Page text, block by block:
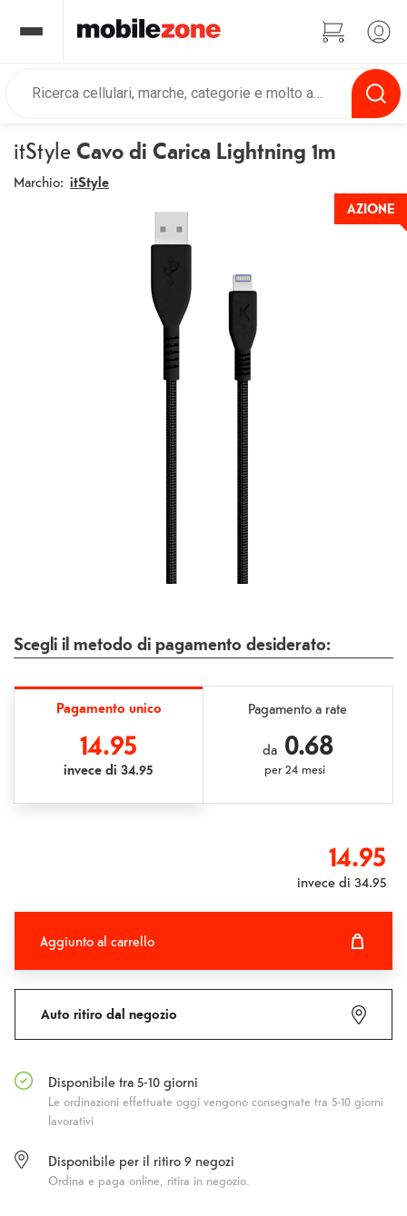
itStyleCavo di Carica Lightning 1m
Marchio: itStyle
AZIONE
Scegli il metodo di pagamento desiderato:
Pagamento unico
14.95
invece di 34.95
Pagamento a rate
da0.68
per24 mesi
14.95
invece di 34.95
Aggiunto al carrello
Auto ritiro dal negozio
Disponibile tra 5-10 giorni
Le ordinazioni effettuate oggi vengono consegnate tra 5-10 giorni
lavorativi
Disponibile per il ritiro 9 negozi
Ordina e paga online, ritira in negozio.